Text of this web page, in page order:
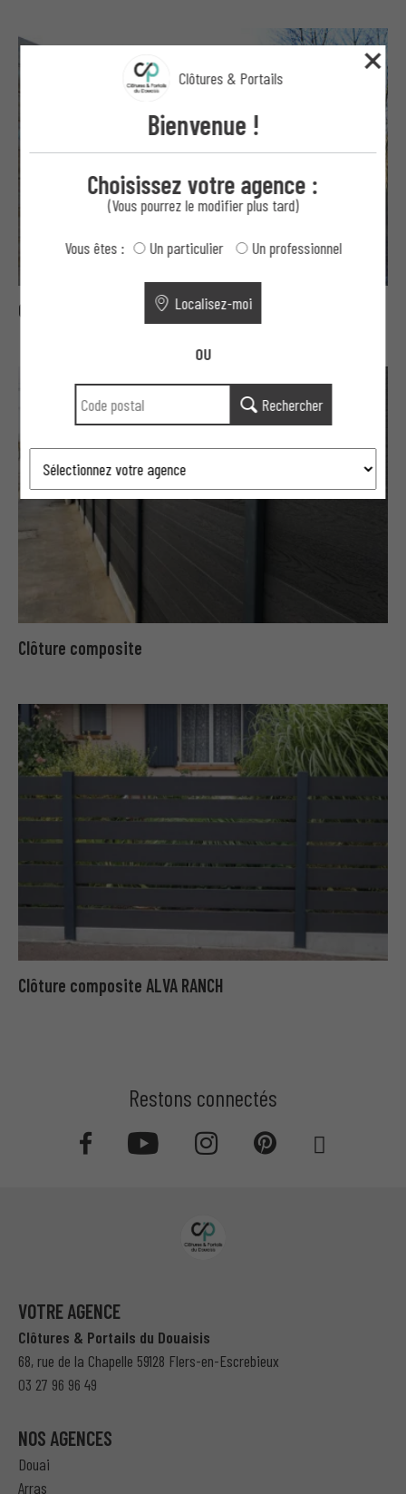
Clôture planche bois MIXTE
Clôture composite
Clôture composite ALVA RANCH
Restons connectés
VOTRE AGENCE
Clôtures & Portails du Douaisis
68, rue de la Chapelle 59128 Flers-en-Escrebieux
03 27 96 96 49
NOS AGENCES
Douai
Arras
Clôtures & Portails
Bienvenue !
Choisissez votre agence :
(Vous pourrez le modifier plus tard)
Vous êtes : Un particulier Un professionnel
Localisez-moi
OU
Rechercher